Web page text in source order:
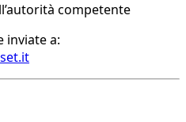
competente
inviate a: